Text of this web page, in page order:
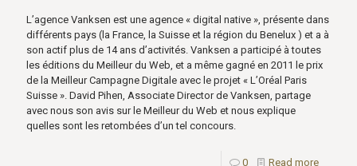
L’agence Vanksen est une agence « digital native », présente dans
différents pays (la France, la Suisse et la région du Benelux ) et a à
son actif plus de 14 ans d’activités. Vanksen a participé à toutes
les éditions du Meilleur du Web, et a même gagné en 2011 le prix
de la Meilleur Campagne Digitale avec le projet « L’Oréal Paris
Suisse ». David Pihen, Associate Director de Vanksen, partage
avec nous son avis sur le Meilleur du Web et nous explique
quelles sont les retombées d’un tel concours.
0 Read more